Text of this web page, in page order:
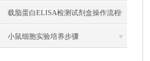
载脂蛋白ELISA检测试剂盒操作流程
方法
小鼠细胞实验培养步骤